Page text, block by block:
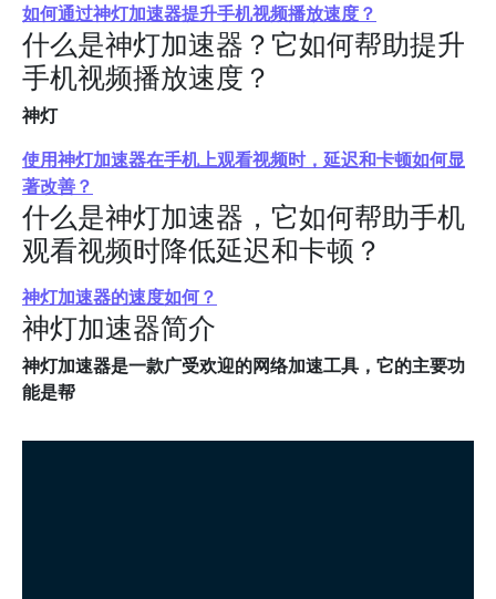
如何通过神灯加速器提升手机视频播放速度？
什么是神灯加速器？它如何帮助提升
手机视频播放速度？
神灯
使用神灯加速器在手机上观看视频时，延迟和卡顿如何显
著改善？
什么是神灯加速器，它如何帮助手机
观看视频时降低延迟和卡顿？
神灯加速器的速度如何？
神灯加速器简介
神灯加速器是一款广受欢迎的网络加速工具，它的主要功
能是帮